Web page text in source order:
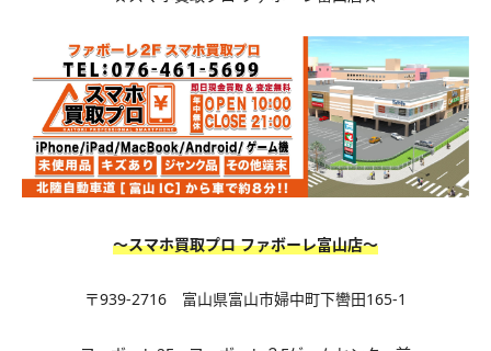
〜スマホ買取プロ ファボーレ富山店〜
〒939-2716 富山県富山市婦中町下轡田165-1